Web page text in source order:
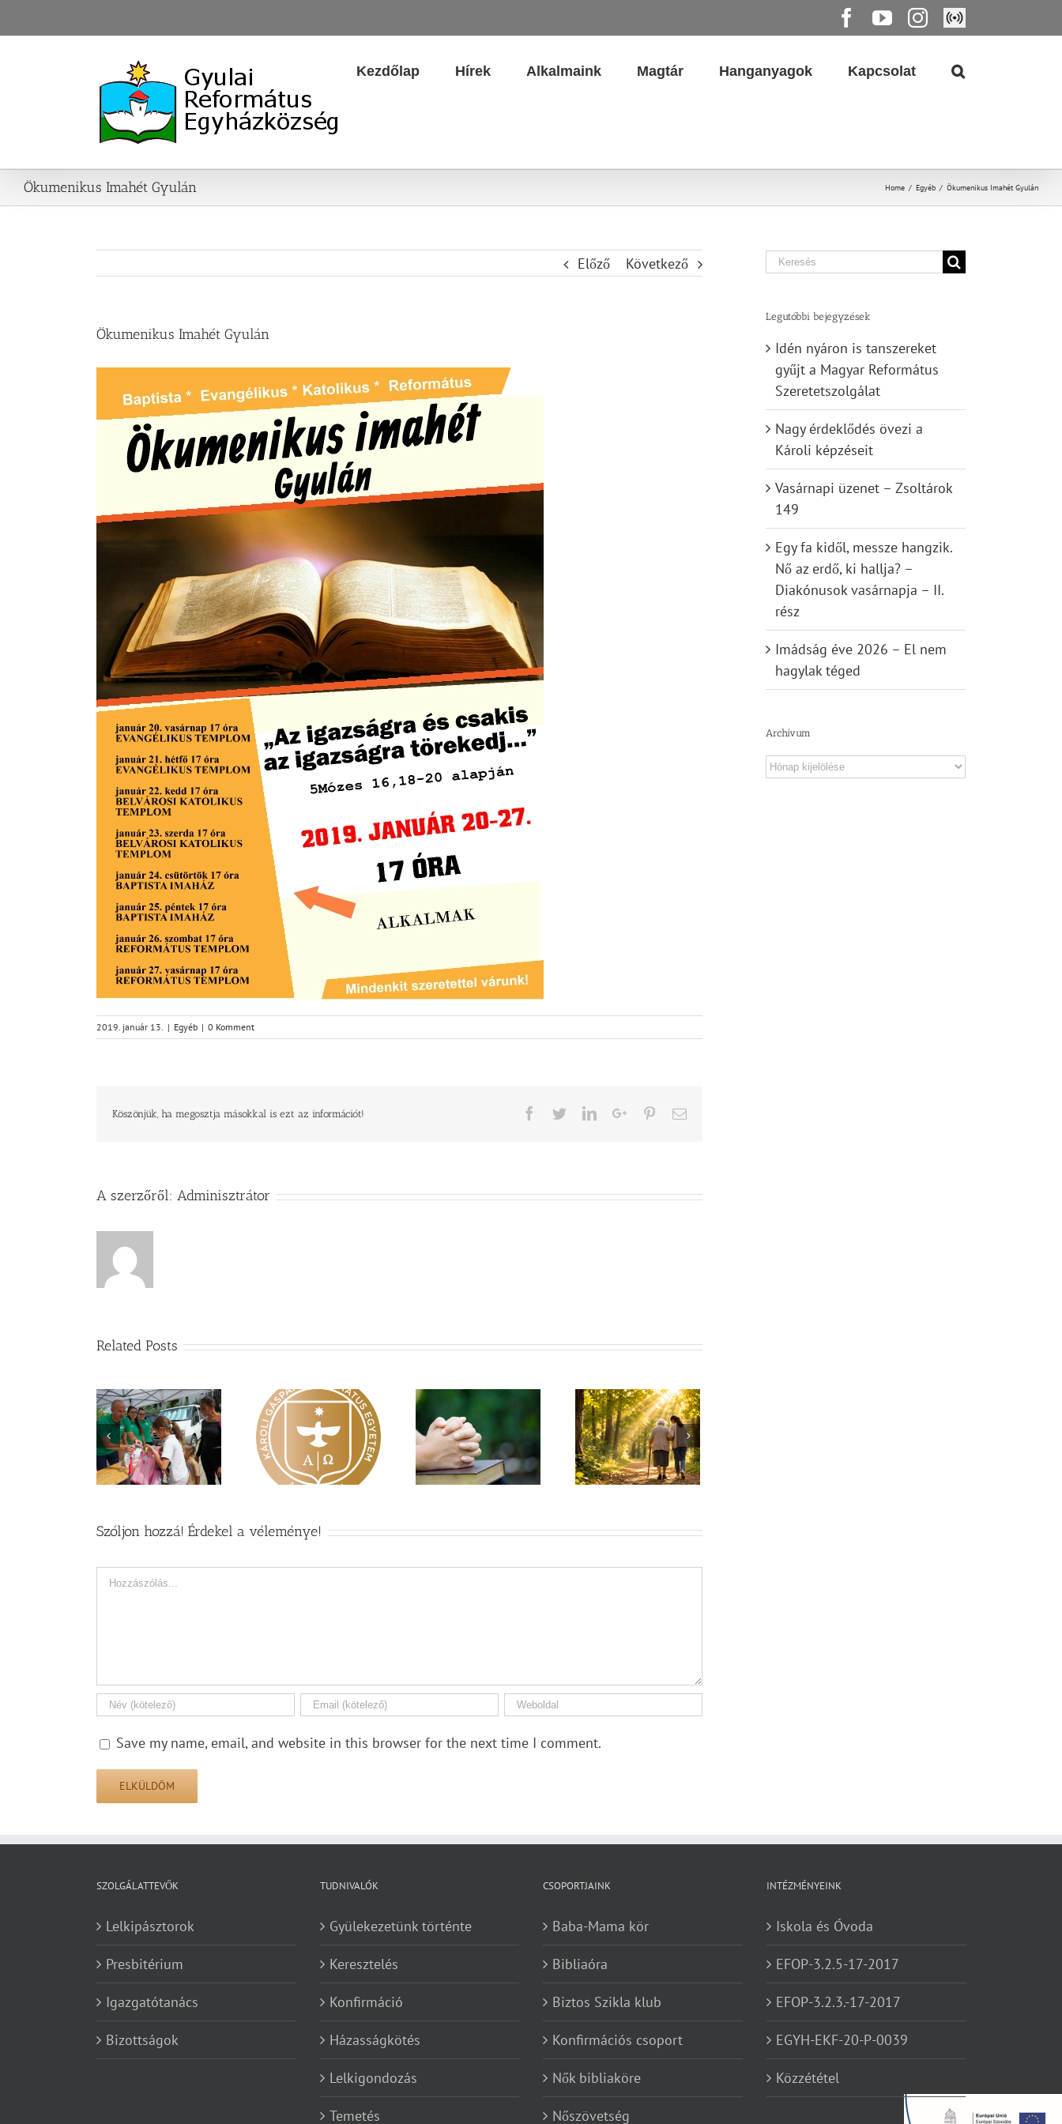
to
Facebook
YouTube
Instagram
Élő
közvetítés
Kezdőlap Hírek Alkalmaink Magtár Hanganyagok Kapcsolat
Ökumenikus Imahét Gyulán Home / Egyéb / Ökumenikus Imahét Gyulán
Előző Következő
Ökumenikus Imahét Gyulán
2019. január 13. | Egyéb | 0 Komment
Köszönjük, ha megosztja másokkal is ezt az információt! Facebook
TwitterLinkedInGoogle+PinterestEmail
A szerzőről: Adminisztrátor
Related Posts
Nagy érdeklődés
övezi a Károli
képzéseit
Vasárnapi üzenet –
Zsoltárok 149
Egy fa kidől, messze
hangzik. Nő az erdő,
ki hallja? –
Diakónusok
vasárnapja – II. rész
Imádság éve 2026 –
El nem hagylak
téged
Szóljon hozzá! Érdekel a véleménye!
Hozzászólás
Save my name, email, and website in this browser for the next time I comment.
Search
Legutóbbi bejegyzések
Idén nyáron is tanszereket
gyűjt a Magyar Református
Szeretetszolgálat
Nagy érdeklődés övezi a
Károli képzéseit
Vasárnapi üzenet – Zsoltárok
149
Egy fa kidől, messze hangzik.
Nő az erdő, ki hallja? –
Diakónusok vasárnapja – II.
rész
Imádság éve 2026 – El nem
hagylak téged
Archívum
Archívum
SZOLGÁLATTEVŐK
Lelkipásztorok
Presbitérium
Igazgatótanács
Bizottságok
TUDNIVALÓK
Gyülekezetünk történte
Keresztelés
Konfirmáció
Házasságkötés
Lelkigondozás
Temetés
CSOPORTJAINK
Baba-Mama kör
Bibliaóra
Biztos Szikla klub
Konfirmációs csoport
Nők bibliaköre
Nőszövetség
INTÉZMÉNYEINK
Iskola és Óvoda
EFOP-3.2.5-17-2017
EFOP-3.2.3.-17-2017
EGYH-EKF-20-P-0039
Közzététel